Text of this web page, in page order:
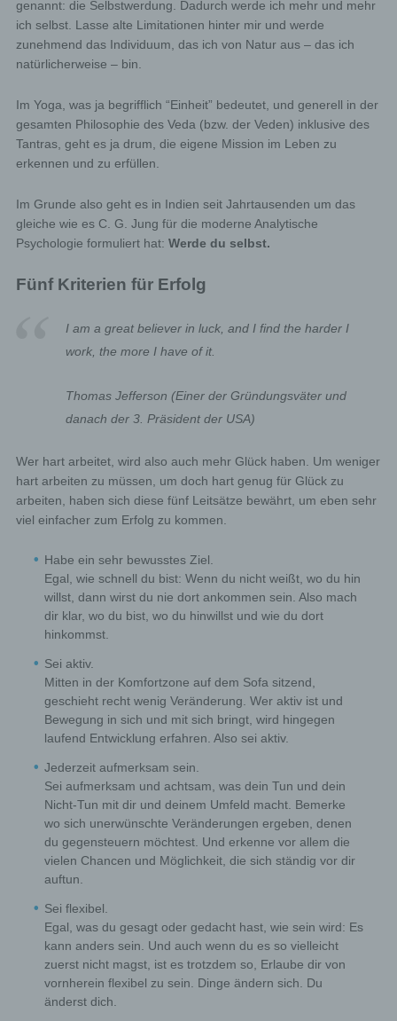
genannt: die Selbstwerdung. Dadurch werde ich mehr und mehr
ich selbst. Lasse alte Limitationen hinter mir und werde
zunehmend das Individuum, das ich von Natur aus – das ich
natürlicherweise – bin.
Im Yoga, was ja begrifflich “Einheit” bedeutet, und generell in der
gesamten Philosophie des Veda (bzw. der Veden) inklusive des
Tantras, geht es ja drum, die eigene Mission im Leben zu
erkennen und zu erfüllen.
Im Grunde also geht es in Indien seit Jahrtausenden um das
gleiche wie es C. G. Jung für die moderne Analytische
Psychologie formuliert hat: Werde du selbst.
Fünf Kriterien für Erfolg
I am a great believer in luck, and I find the harder I
work, the more I have of it.
Thomas Jefferson (Einer der Gründungsväter und
danach der 3. Präsident der USA)
Wer hart arbeitet, wird also auch mehr Glück haben. Um weniger
hart arbeiten zu müssen, um doch hart genug für Glück zu
arbeiten, haben sich diese fünf Leitsätze bewährt, um eben sehr
viel einfacher zum Erfolg zu kommen.
Habe ein sehr bewusstes Ziel.
Egal, wie schnell du bist: Wenn du nicht weißt, wo du hin
willst, dann wirst du nie dort ankommen sein. Also mach
dir klar, wo du bist, wo du hinwillst und wie du dort
hinkommst.
Sei aktiv.
Mitten in der Komfortzone auf dem Sofa sitzend,
geschieht recht wenig Veränderung. Wer aktiv ist und
Bewegung in sich und mit sich bringt, wird hingegen
laufend Entwicklung erfahren. Also sei aktiv.
Jederzeit aufmerksam sein.
Sei aufmerksam und achtsam, was dein Tun und dein
Nicht-Tun mit dir und deinem Umfeld macht. Bemerke
wo sich unerwünschte Veränderungen ergeben, denen
du gegensteuern möchtest. Und erkenne vor allem die
vielen Chancen und Möglichkeit, die sich ständig vor dir
auftun.
Sei flexibel.
Egal, was du gesagt oder gedacht hast, wie sein wird: Es
kann anders sein. Und auch wenn du es so vielleicht
zuerst nicht magst, ist es trotzdem so, Erlaube dir von
vornherein flexibel zu sein. Dinge ändern sich. Du
änderst dich.
contact form, the personal data transmitted by the data
subject are automatically stored. Such personal data
transmitted on a voluntary basis by a data subject to the
data controller are stored for the purpose of processing
or contacting the data subject. There is no transfer of
Comments function in the blog on the website
We offers users the possibility to leave individual
comments on individual blog contributions on a blog,
which is on the website of the controller. A blog is a web-
more people called bloggers or web-bloggers may post
articles or write down thoughts in so-called blogposts.
Blogposts may usually be commented by third parties.
If a data subject leaves a comment on the blog
the data subject are also stored and published, as
well as information on the date of the commentary
subject. In addition, the IP address assigned by the
Internet service provider (ISP) to the data subject is
subject violates the rights of third parties, or posts
illegal content through a given comment. The
own interest of the data controller, so that he can
exculpate in the event of an infringement. This
collected personal data will not be passed to third
parties, unless such a transfer is required by law or
serves the aim of the defense of the data controller.
For comments, the Gravatar service from Auttomatic is
used. Gravatar matches your email address and maps -
if you are registered - your avatar image next to the
comment. If you are not registered, no image will be
WordPress users are automatically registered with
Routine erasure and blocking of personal data
The data controller shall process and store the personal
data of the data subject only for the period necessary to
achieve the purpose of storage, or as far as this is
laws or regulations to which the controller is subject to.
If the storage purpose is not applicable, or if a
storage period prescribed by the European
legislator or another competent legislator expires,
the personal data are routinely blocked or erased
in accordance with legal requirements.
Rights of the data subject
a) Right of confirmation